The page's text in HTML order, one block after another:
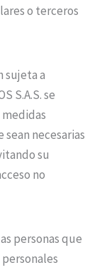
o terceros
sujeta a
S.A.S. se
necesarias
su
no
personas que